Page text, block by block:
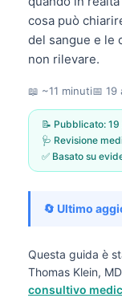
cosa può
del sangue e le
non rilevare.
📖 ~11 minuti📅 19
📝 Pubblicato: 19
🩺 Revisione
✅ Basato su
🔄 Ultimo
Questa guida è
Thomas Klein, MD
consultivo